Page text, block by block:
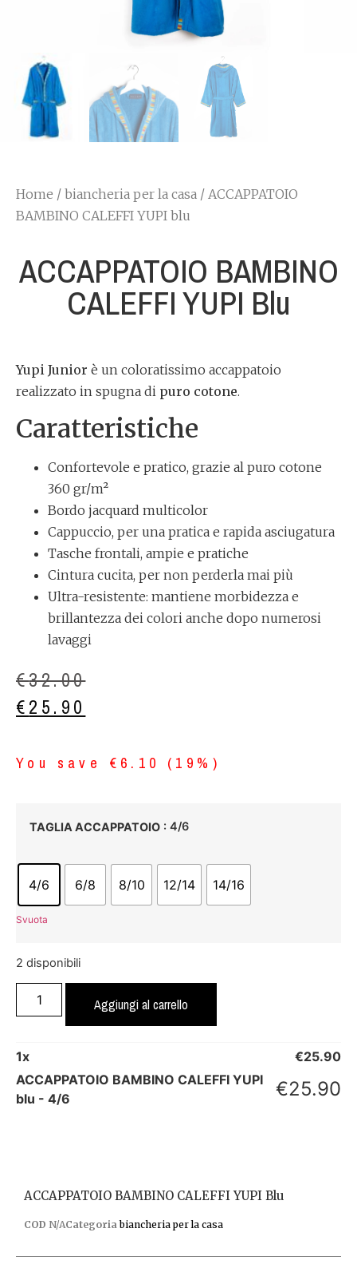
Home / biancheria per la casa / ACCAPPATOIO
BAMBINO CALEFFI YUPI blu
ACCAPPATOIO BAMBINO
CALEFFI YUPI Blu
Yupi Junior è un coloratissimo accappatoio
realizzato in spugna di puro cotone.
Caratteristiche
Confortevole e pratico, grazie al puro cotone
360 gr/m²
Bordo jacquard multicolor
Cappuccio, per una pratica e rapida asciugatura
Tasche frontali, ampie e pratiche
Cintura cucita, per non perderla mai più
Ultra-resistente: mantiene morbidezza e
brillantezza dei colori anche dopo numerosi
lavaggi
€32.00
€25.90
You save € 6.10 ( 19 %)
TAGLIA ACCAPPATOIO : 4/6
4/6 6/8 8/10 12/14 14/16
Svuota
2 disponibili
Aggiungi al carrello
1x €25.90
ACCAPPATOIO BAMBINO CALEFFI YUPI
blu - 4/6
€25.90
ACCAPPATOIO BAMBINO CALEFFI YUPI Blu
COD N/ACategoria biancheria per la casa